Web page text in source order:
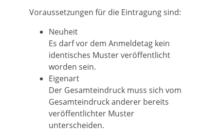
Voraussetzungen für die Eintragung sind:
Neuheit
Es darf vor dem Anmeldetag kein
identisches Muster veröffentlicht
worden sein.
Eigenart
Der Gesamteindruck muss sich vom
Gesamteindruck anderer bereits
veröffentlichter Muster
unterscheiden.